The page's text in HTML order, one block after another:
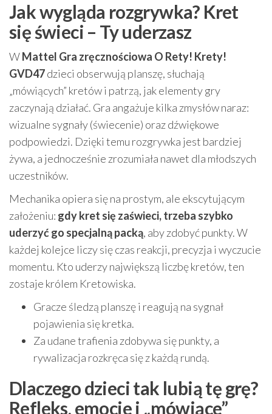
Jak wygląda rozgrywka? Kret
się świeci – Ty uderzasz
WMattel Gra zręcznościowa O Rety! Krety!
GVD47dzieci obserwują planszę, słuchają
„mówiących” kretów i patrzą, jak elementy gry
zaczynają działać. Gra angażuje kilka zmysłów naraz:
wizualne sygnały (świecenie) oraz dźwiękowe
podpowiedzi. Dzięki temu rozgrywka jest bardziej
żywa, a jednocześnie zrozumiała nawet dla młodszych
uczestników.
Mechanika opiera się na prostym, ale ekscytującym
założeniu: gdy kret się zaświeci, trzeba szybko
uderzyć go specjalną packą, aby zdobyć punkty. W
każdej kolejce liczy się czas reakcji, precyzja i wyczucie
momentu. Kto uderzy największą liczbę kretów, ten
zostaje królem Kretowiska.
Gracze śledzą planszę i reagują na sygnał
pojawienia się kretka.
Za udane trafienia zdobywa się punkty, a
rywalizacja rozkręca się z każdą rundą.
Dlaczego dzieci tak lubią tę grę?
Refleks, emocje i „mówiące”